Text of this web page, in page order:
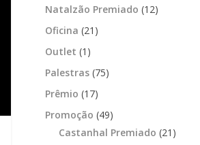
Natalzão Premiado (12)
Oficina (21)
Outlet (1)
Palestras (75)
Prêmio (17)
Promoção (49)
Castanhal Premiado (21)